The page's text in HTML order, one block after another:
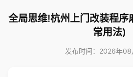
全局思维!杭州上门改装程序
常用法)
发布时间：2026年08